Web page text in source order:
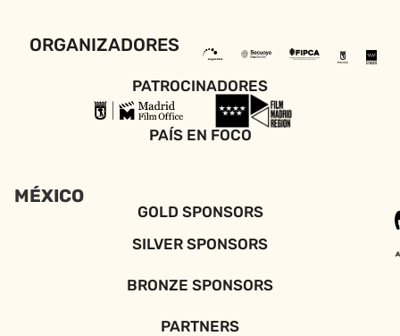
ORGANIZADORES
PATROCINADORES
PAÍS EN FOCO
MÉXICO
GOLD SPONSORS
SILVER SPONSORS
BRONZE SPONSORS
PARTNERS